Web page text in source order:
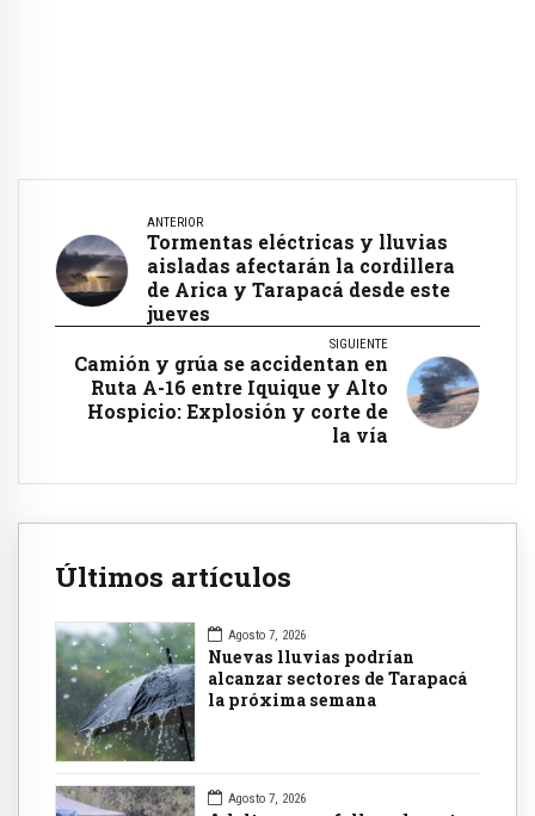
ANTERIOR
Tormentas eléctricas y lluvias
aisladas afectarán la cordillera
de Arica y Tarapacá desde este
jueves
SIGUIENTE
Camión y grúa se accidentan en
Ruta A-16 entre Iquique y Alto
Hospicio: Explosión y corte de
la vía
Últimos artículos
Agosto 7, 2026
Nuevas lluvias podrían
alcanzar sectores de Tarapacá
la próxima semana
Agosto 7, 2026